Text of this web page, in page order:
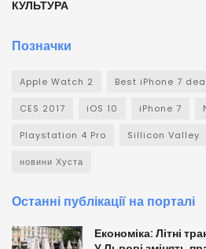
КУЛЬТУРА
Позначки
Apple Watch 2 Best iPhone 7
CES 2017 iOS 10 iPhone 7
Playstation 4 Pro Sillicon Valley
новини Хуста
Останні публікації на порталі
Економіка: Літні